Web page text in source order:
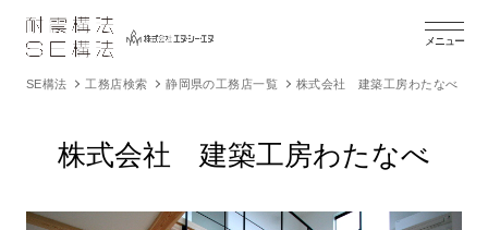
メニュー
SE構法 工務店検索 静岡県の工務店一覧 株式会社 建築工房わたなべ
株式会社 建築工房わたなべ